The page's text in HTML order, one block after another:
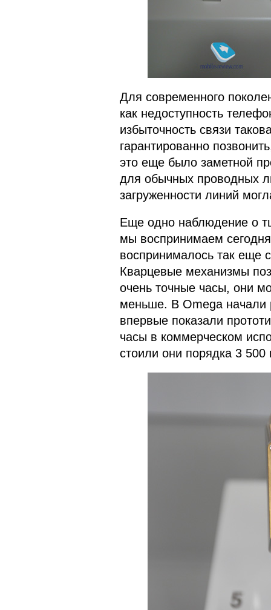
Для современного
как недоступность
избыточность связи
гарантированно
это еще было заметной
для обычных проводных
загруженности линий
Еще одно наблюдение о
мы воспринимаем
воспринималось так еще
Кварцевые механизмы
очень точные часы, они
меньше. В Omega начали
впервые показали
часы в коммерческом
стоили они порядка 3